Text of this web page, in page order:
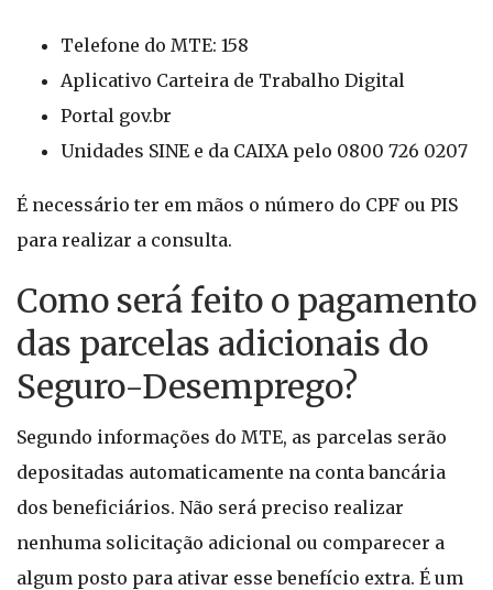
Telefone do MTE: 158
Aplicativo Carteira de Trabalho Digital
Portal gov.br
Unidades SINE e da CAIXA pelo 0800 726 0207
É necessário ter em mãos o número do CPF ou PIS
para realizar a consulta.
Como será feito o pagamento
das parcelas adicionais do
Seguro-Desemprego?
Segundo informações do MTE, as parcelas serão
depositadas automaticamente na conta bancária
dos beneficiários. Não será preciso realizar
nenhuma solicitação adicional ou comparecer a
algum posto para ativar esse benefício extra. É um